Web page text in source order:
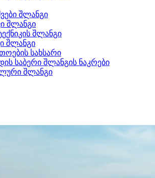
შლანგი
შლანგი
შლანგი
შლანგი
სახსარი
საბერი შლანგის ნაკრები
შლანგი